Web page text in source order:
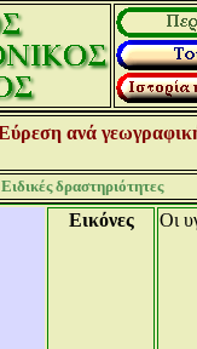
ανά
Ειδικές δραστηριότητες
Εικόνες Οι